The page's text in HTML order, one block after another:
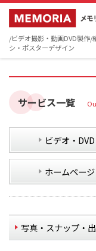
/ビデオ撮影・動画DVD製作/
シ・ポスターデザイン
サービス一覧
ビデオ・DVD
ホームページ
写真・スナップ・